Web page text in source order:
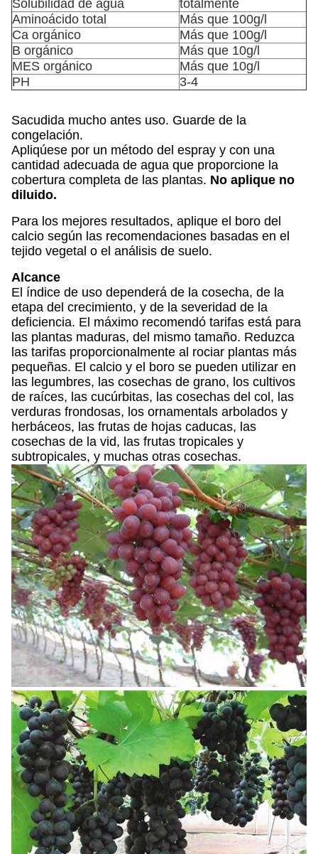
Solubilidad de agua
totalmente
Aminoácido total
Más que 100g/l
Ca orgánico
Más que 100g/l
B orgánico
Más que 10g/l
MES orgánico
Más que 10g/l
PH
3-4
Sacudida mucho antes uso. Guarde de la
congelación.
Apliqúese por un método del espray y con una
cantidad adecuada de agua que proporcione la
cobertura completa de las plantas. No aplique no
diluido.
Para los mejores resultados, aplique el boro del
calcio según las recomendaciones basadas en el
tejido vegetal o el análisis de suelo.
Alcance
El índice de uso dependerá de la cosecha, de la
etapa del crecimiento, y de la severidad de la
deficiencia. El máximo recomendó tarifas está para
las plantas maduras, del mismo tamaño. Reduzca
las tarifas proporcionalmente al rociar plantas más
pequeñas. El calcio y el boro se pueden utilizar en
las legumbres, las cosechas de grano, los cultivos
de raíces, las cucúrbitas, las cosechas del col, las
verduras frondosas, los ornamentals arbolados y
herbáceos, las frutas de hojas caducas, las
cosechas de la vid, las frutas tropicales y
subtropicales, y muchas otras cosechas.